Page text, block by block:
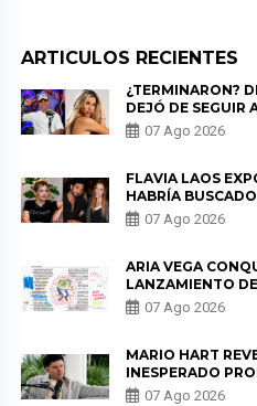
ARTICULOS RECIENTES
¿TERMINARON?
DEJÓ DE SEGUIR
HERRERA Y
DE PÓDCAST
07 Ago 2026
FLAVIA LAOS
HABRÍA
HEREDIA CON ALE
DE LAS PARTES
07 Ago 2026
ARIA VEGA
LANZAMIENTO
07 Ago 2026
MARIO HART
INESPERADO
SALUD ANTES DE
07 Ago 2026